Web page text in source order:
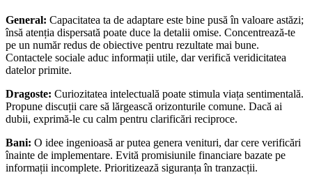
General: Capacitatea ta de adaptare este bine pusă în valoare astăzi;
însă atenția dispersată poate duce la detalii omise. Concentrează-te
pe un număr redus de obiective pentru rezultate mai bune.
Contactele sociale aduc informații utile, dar verifică veridicitatea
datelor primite.
Dragoste: Curiozitatea intelectuală poate stimula viața sentimentală.
Propune discuții care să lărgească orizonturile comune. Dacă ai
dubii, exprimă-le cu calm pentru clarificări reciproce.
Bani: O idee ingenioasă ar putea genera venituri, dar cere verificări
înainte de implementare. Evită promisiunile financiare bazate pe
informații incomplete. Prioritizează siguranța în tranzacții.